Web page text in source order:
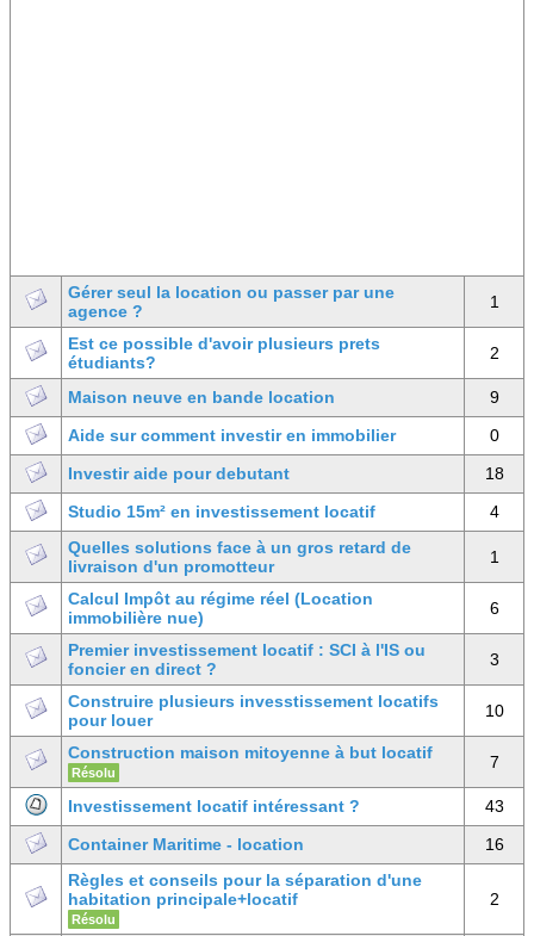
Gérer seul la location ou passer par une
agence ?
1
Est ce possible d'avoir plusieurs prets
étudiants?
2
Maison neuve en bande location
9
Aide sur comment investir en immobilier
0
Investir aide pour debutant
18
Studio 15m² en investissement locatif
4
Quelles solutions face à un gros retard de
livraison d'un promotteur
1
Calcul Impôt au régime réel (Location
immobilière nue)
6
Premier investissement locatif : SCI à l'IS ou
foncier en direct ?
3
Construire plusieurs invesstissement locatifs
pour louer
10
Construction maison mitoyenne à but locatif
Résolu
7
Investissement locatif intéressant ?
43
Container Maritime - location
16
Règles et conseils pour la séparation d'une
habitation principale+locatif
Résolu
2